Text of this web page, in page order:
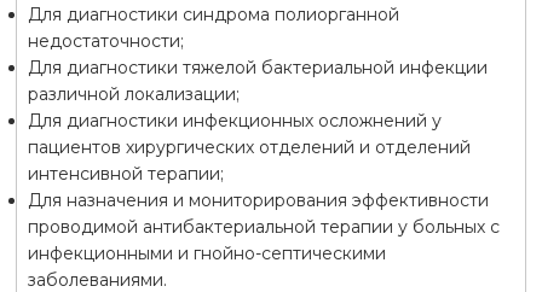
Для диагностики синдрома полиорганной
недостаточности;
Для диагностики тяжелой бактериальной инфекции
различной локализации;
Для диагностики инфекционных осложнений у
пациентов хирургических отделений и отделений
интенсивной терапии;
Для назначения и мониторирования эффективности
проводимой антибактериальной терапии у больных с
инфекционными и гнойно-септическими
заболеваниями.